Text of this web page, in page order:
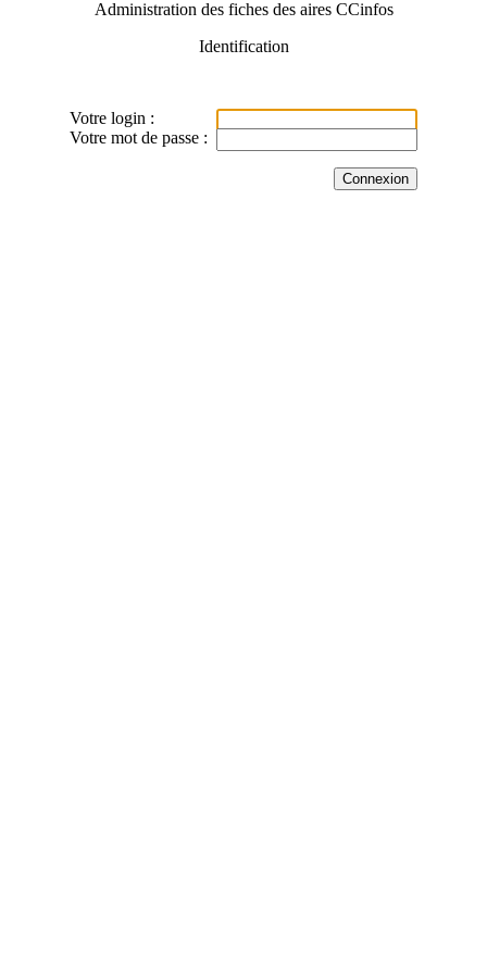
Administration des fiches des aires CCinfos
Identification
Votre login :
Votre mot de passe :